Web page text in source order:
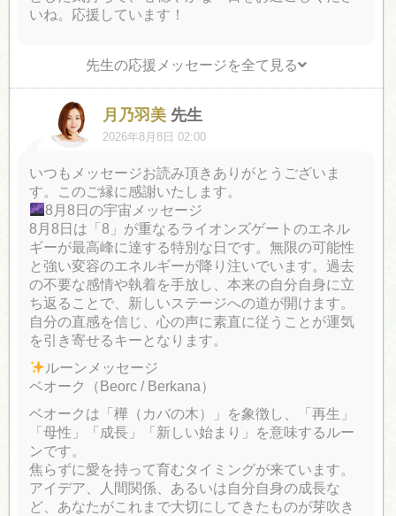
いね。応援しています！
先生の応援メッセージを全て見る
月乃羽美 先生
2026年8月8日 02:00
いつもメッセージお読み頂きありがとうございま
す。このご縁に感謝いたします。
8月8日の宇宙メッセージ
8月8日は「8」が重なるライオンズゲートのエネル
ギーが最高峰に達する特別な日です。無限の可能性
と強い変容のエネルギーが降り注いでいます。過去
の不要な感情や執着を手放し、本来の自分自身に立
ち返ることで、新しいステージへの道が開けます。
自分の直感を信じ、心の声に素直に従うことが運気
を引き寄せるキーとなります。
ルーンメッセージ
ベオーク（Beorc / Berkana）
ベオークは「樺（カバの木）」を象徴し、「再生」
「母性」「成長」「新しい始まり」を意味するルー
ンです。
焦らずに愛を持って育むタイミングが来ています。
アイデア、人間関係、あるいは自分自身の成長な
ど、あなたがこれまで大切にしてきたものが芽吹き